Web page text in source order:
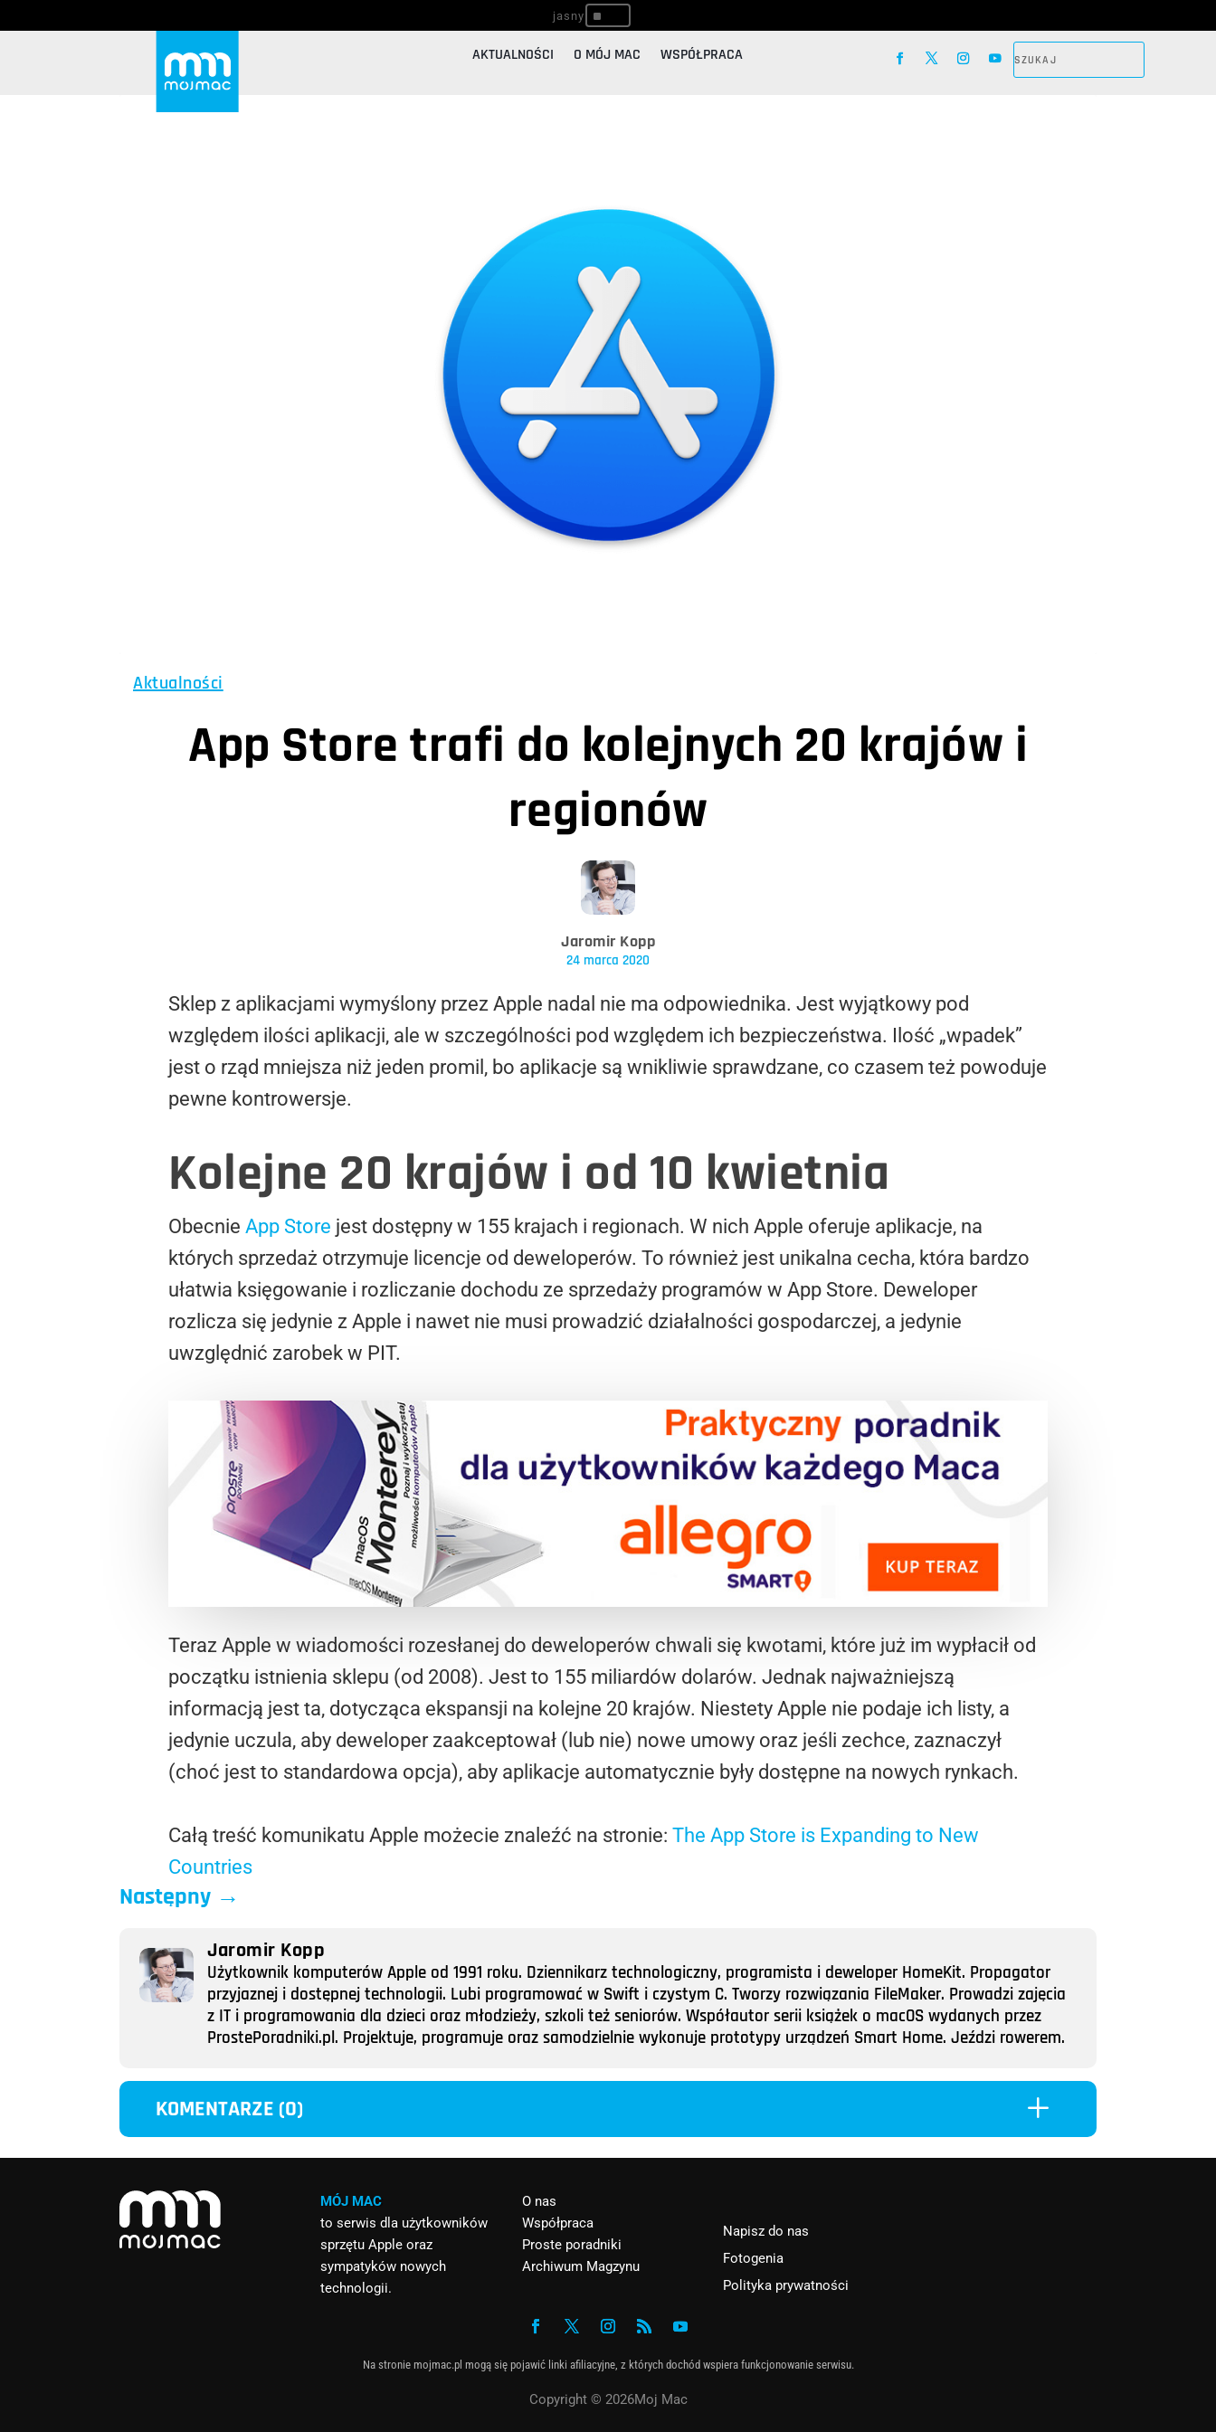
^
AKTUALNOŚCI O MÓJ MAC WSPÓŁPRACA
Aktualności
App Store trafi do kolejnych 20 krajów i
regionów
Jaromir Kopp
24 marca 2020
Sklep z aplikacjami wymyślony przez Apple nadal nie ma odpowiednika. Jest wyjątkowy pod
względem ilości aplikacji, ale w szczególności pod względem ich bezpieczeństwa. Ilość „wpadek”
jest o rząd mniejsza niż jeden promil, bo aplikacje są wnikliwie sprawdzane, co czasem też powoduje
pewne kontrowersje.
Kolejne 20 krajów i od 10 kwietnia
Obecnie App Store jest dostępny w 155 krajach i regionach. W nich Apple oferuje aplikacje, na
których sprzedaż otrzymuje licencje od deweloperów. To również jest unikalna cecha, która bardzo
ułatwia księgowanie i rozliczanie dochodu ze sprzedaży programów w App Store. Deweloper
rozlicza się jedynie z Apple i nawet nie musi prowadzić działalności gospodarczej, a jedynie
uwzględnić zarobek w PIT.
Teraz Apple w wiadomości rozesłanej do deweloperów chwali się kwotami, które już im wypłacił od
początku istnienia sklepu (od 2008). Jest to 155 miliardów dolarów. Jednak najważniejszą
informacją jest ta, dotycząca ekspansji na kolejne 20 krajów. Niestety Apple nie podaje ich listy, a
jedynie uczula, aby deweloper zaakceptował (lub nie) nowe umowy oraz jeśli zechce, zaznaczył
(choć jest to standardowa opcja), aby aplikacje automatycznie były dostępne na nowych rynkach.
Całą treść komunikatu Apple możecie znaleźć na stronie: The App Store is Expanding to New
Countries
Następny →
Jaromir Kopp
Użytkownik komputerów Apple od 1991 roku. Dziennikarz technologiczny, programista i deweloper HomeKit. Propagator
przyjaznej i dostępnej technologii. Lubi programować w Swift i czystym C. Tworzy rozwiązania FileMaker. Prowadzi zajęcia
z IT i programowania dla dzieci oraz młodzieży, szkoli też seniorów. Współautor serii książek o macOS wydanych przez
ProstePoradniki.pl. Projektuje, programuje oraz samodzielnie wykonuje prototypy urządzeń Smart Home. Jeździ rowerem.
KOMENTARZE (0) L
MÓJ MAC
to serwis dla użytkowników
sprzętu Apple oraz
sympatyków nowych
technologii.
O nas
Współpraca
Proste poradniki
Archiwum Magzynu
Napisz do nas
Fotogenia
Polityka prywatności
Na stronie mojmac.pl mogą się pojawić linki afiliacyjne, z których dochód wspiera funkcjonowanie serwisu.
Copyright © 2026Moj Mac